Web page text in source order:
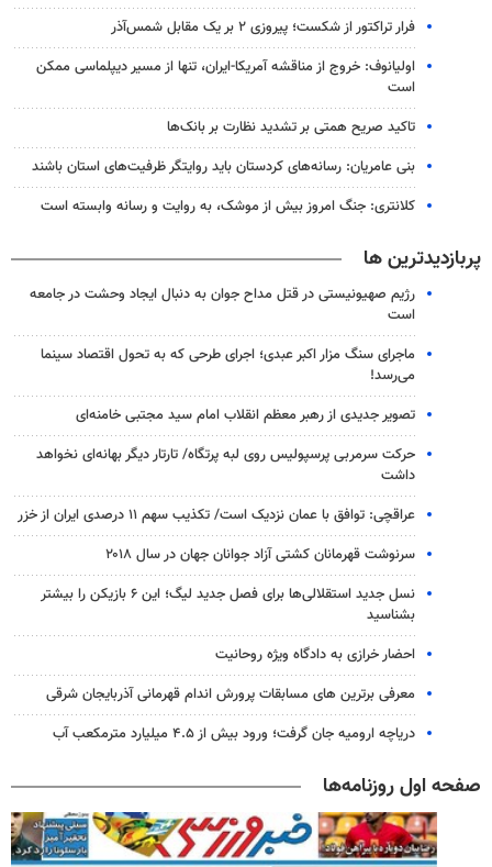
فرار تراکتور از شکست؛ پیروزی ۲ بر یک مقابل شمس‌آذر
اولیانوف: خروج از مناقشه آمریکا-ایران، تنها از مسیر دیپلماسی ممکن
است
تاکید صریح همتی بر تشدید نظارت بر بانک‌ها
بنی عامریان: رسانه‌های کردستان باید روایتگر ظرفیت‌های استان باشند
کلانتری: جنگ امروز بیش از موشک، به روایت و رسانه وابسته است
پربازدیدترین ها
رژیم صهیونیستی در قتل مداح جوان به دنبال ایجاد وحشت در جامعه
است
ماجرای سنگ مزار اکبر عبدی؛ اجرای طرحی که به تحول اقتصاد سینما
می‌رسد!
تصویر جدیدی از رهبر معظم انقلاب امام سید مجتبی خامنه‌ای
حرکت سرمربی پرسپولیس روی لبه پرتگاه/ تارتار دیگر بهانه‌ای نخواهد
داشت
عراقچی: توافق با عمان نزدیک است/ تکذیب سهم ۱۱ درصدی ایران از خزر
سرنوشت قهرمانان کشتی آزاد جوانان جهان در سال ۲۰۱۸
نسل جدید استقلالی‌ها برای فصل جدید لیگ؛ این ۶ بازیکن را بیشتر
بشناسید
احضار خرازی به دادگاه ویژه روحانیت
معرفی برترین های مسابقات پرورش اندام قهرمانی آذربایجان شرقی
دریاچه ارومیه جان گرفت؛ ورود بیش از ۴.۵ میلیارد مترمکعب آب
صفحه اول روزنامه‌ها